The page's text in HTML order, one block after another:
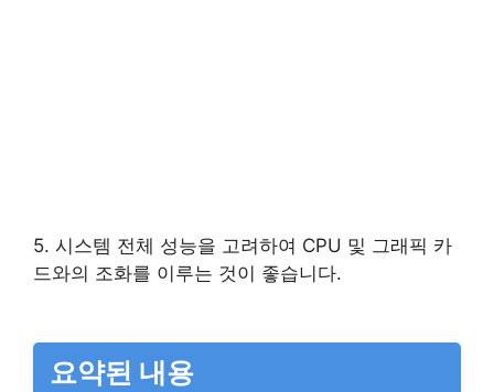
5. 시스템 전체 성능을 고려하여 CPU 및 그래픽 카
드와의 조화를 이루는 것이 좋습니다.
요약된 내용